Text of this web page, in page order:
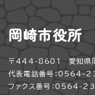
岡崎市役所
〒444-8601 愛知県岡
代表電話番号：
ファクス番号：0564-